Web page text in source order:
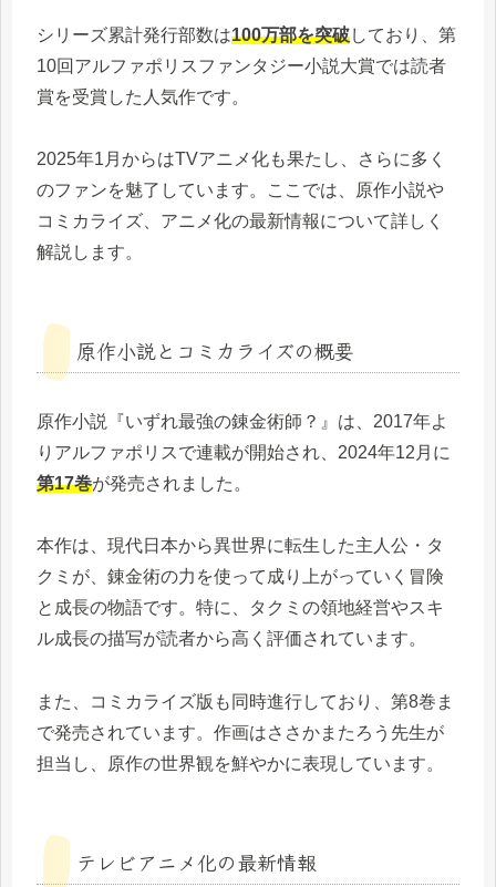
シリーズ累計発行部数は100万部を突破しており、第
10回アルファポリスファンタジー小説大賞では読者
賞を受賞した人気作です。
2025年1月からはTVアニメ化も果たし、さらに多く
のファンを魅了しています。ここでは、原作小説や
コミカライズ、アニメ化の最新情報について詳しく
解説します。
原作小説とコミカライズの概要
原作小説『いずれ最強の錬金術師？』は、2017年よ
りアルファポリスで連載が開始され、2024年12月に
第17巻が発売されました。
本作は、現代日本から異世界に転生した主人公・タ
クミが、錬金術の力を使って成り上がっていく冒険
と成長の物語です。特に、タクミの領地経営やスキ
ル成長の描写が読者から高く評価されています。
また、コミカライズ版も同時進行しており、第8巻ま
で発売されています。作画はささかまたろう先生が
担当し、原作の世界観を鮮やかに表現しています。
テレビアニメ化の最新情報